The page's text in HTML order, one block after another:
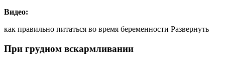
Видео:
как правильно питаться во время беременности Развернуть
При грудном вскармливании